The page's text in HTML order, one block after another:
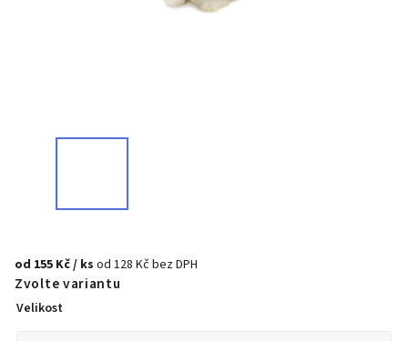
od 155 Kč/ ks od 128 Kčbez DPH
Zvolte variantu
Velikost